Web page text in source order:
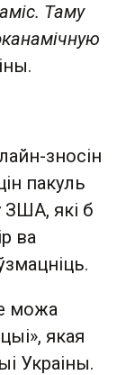
Таму
зносін
пакуль
ЗША, які б
ва
можа
якая
Украіны.